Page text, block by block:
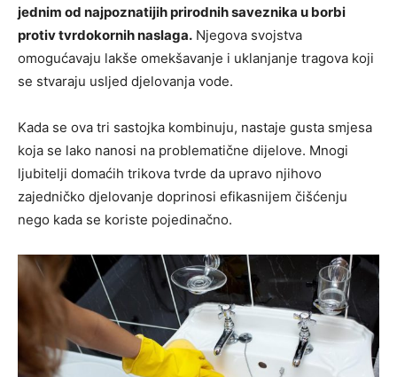
jednim od najpoznatijih prirodnih saveznika u borbi
protiv tvrdokornih naslaga. Njegova svojstva
omogućavaju lakše omekšavanje i uklanjanje tragova koji
se stvaraju usljed djelovanja vode.
Kada se ova tri sastojka kombinuju, nastaje gusta smjesa
koja se lako nanosi na problematične dijelove. Mnogi
ljubitelji domaćih trikova tvrde da upravo njihovo
zajedničko djelovanje doprinosi efikasnijem čišćenju
nego kada se koriste pojedinačno.